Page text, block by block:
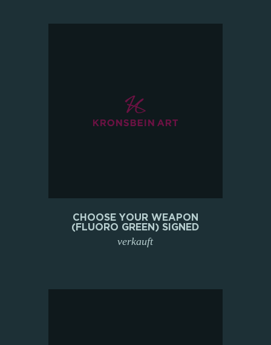
CHOOSE YOUR WEAPON
(FLUORO GREEN) SIGNED
verkauft